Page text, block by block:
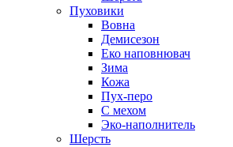
Пуховики
Вовна
Демисезон
Еко наповнювач
Зима
Кожа
Пух-перо
С мехом
Эко-наполнитель
Шерсть